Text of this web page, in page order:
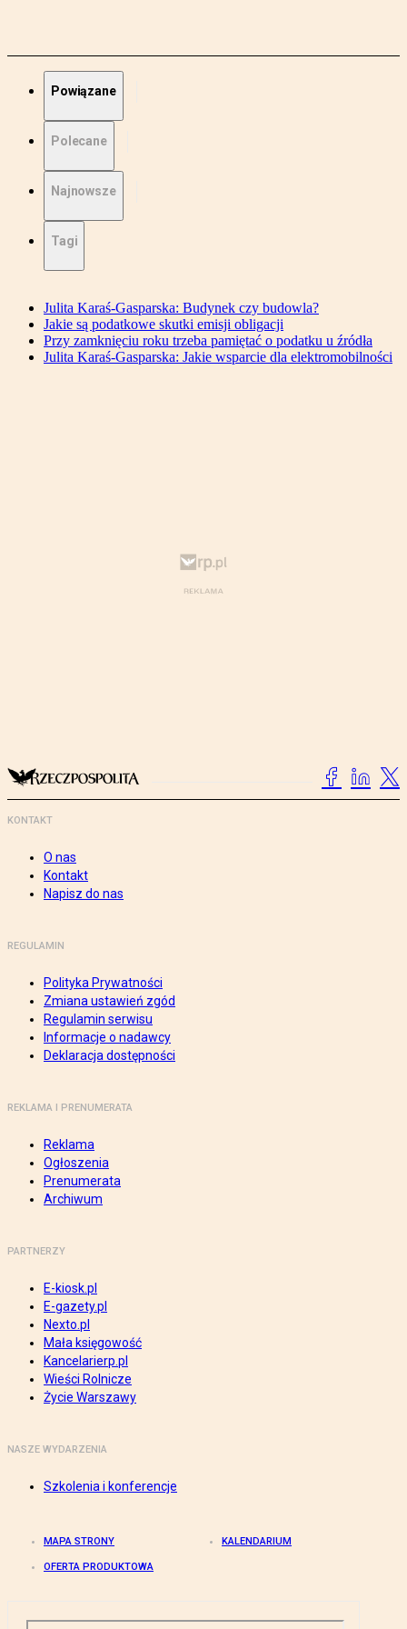
Powiązane
Polecane
Najnowsze
Tagi
Julita Karaś-Gasparska: Budynek czy budowla?
Jakie są podatkowe skutki emisji obligacji
Przy zamknięciu roku trzeba pamiętać o podatku u źródła
Julita Karaś-Gasparska: Jakie wsparcie dla elektromobilności
KONTAKT
O nas
Kontakt
Napisz do nas
REGULAMIN
Polityka Prywatności
Zmiana ustawień zgód
Regulamin serwisu
Informacje o nadawcy
Deklaracja dostępności
REKLAMA I PRENUMERATA
Reklama
Ogłoszenia
Prenumerata
Archiwum
PARTNERZY
E-kiosk.pl
E-gazety.pl
Nexto.pl
Mała księgowość
Kancelarierp.pl
Wieści Rolnicze
Życie Warszawy
NASZE WYDARZENIA
Szkolenia i konferencje
MAPA STRONY KALENDARIUM
OFERTA PRODUKTOWA